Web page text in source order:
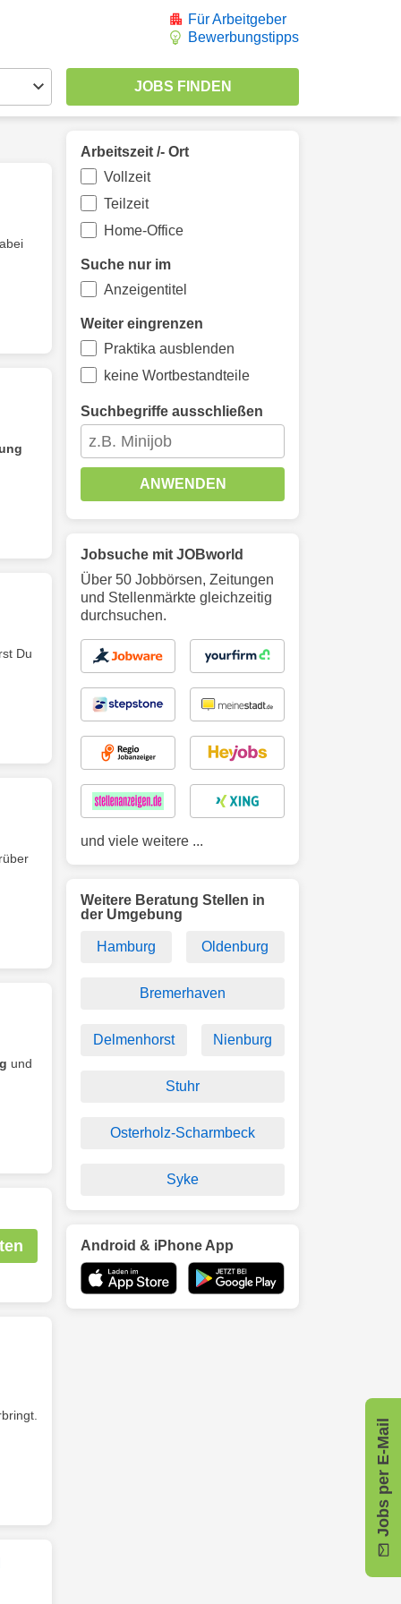
Für Arbeitgeber
Bewerbungstipps
Du
und
Jobs per E-Mail
Arbeitszeit /- Ort
Vollzeit
Teilzeit
Home-Office
Suche nur im
Anzeigentitel
Weiter eingrenzen
Praktika ausblenden
keine Wortbestandteile
Suchbegriffe ausschließen
ANWENDEN
Jobsuche mit JOBworld
Über 50 Jobbörsen, Zeitungen
und Stellenmärkte gleichzeitig
durchsuchen.
und viele weitere ...
Weitere Beratung Stellen in
der Umgebung
Hamburg Oldenburg
Bremerhaven
Delmenhorst Nienburg
Stuhr
Osterholz-Scharmbeck
Syke
Android & iPhone App